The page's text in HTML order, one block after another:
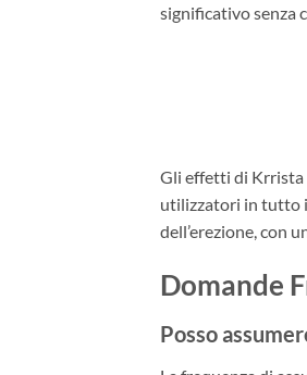
significativo senza
Gli effetti di Krrista
utilizzatori in tutto
dell’erezione, con
Domande
Posso